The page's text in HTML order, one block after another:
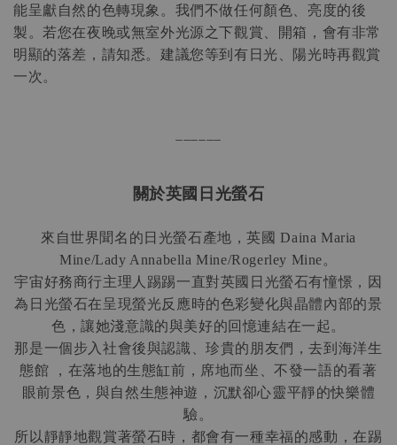
能呈獻自然的色轉現象。我們不做任何顏色、亮度的後
製。若您在夜晚或無室外光源之下觀賞、開箱，會有非常
明顯的落差，請知悉。建議您等到有日光、陽光時再觀賞
一次。
關於英國日光螢石
來自世界聞名的日光螢石產地，英國 Daina Maria
Mine/Lady Annabella Mine/Rogerley Mine。
宇宙好務商行主理人踢踢一直對英國日光螢石有憧憬，因
為日光螢石在呈現螢光反應時的色彩變化與晶體內部的景
色，讓她淺意識的與美好的回憶連結在一起。
那是一個步入社會後與認識、珍貴的朋友們，去到海洋生
態館
，在落地的生態缸前，席地而坐、不發一語的看著
眼前景色，與自然生態神遊，沉默卻心靈平靜的快樂體
驗。
所以靜靜地觀賞著螢石時，都會有一種幸福的感動，在踢